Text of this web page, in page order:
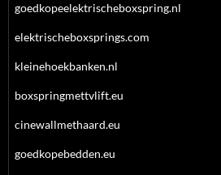
goedkopeelektrischeboxspring.nl
elektrischeboxsprings.com
kleinehoekbanken.nl
boxspringmettvlift.eu
cinewallmethaard.eu
goedkopebedden.eu